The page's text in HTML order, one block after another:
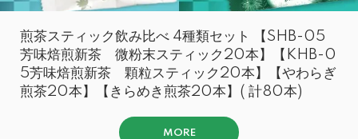
煎茶スティック飲み比べ 4種類セット 【SHB-05
芳味焙煎新茶 微粉末スティック20本】【KHB-0
5芳味焙煎新茶 顆粒スティック20本】【やわらぎ
煎茶20本】【きらめき煎茶20本】( 計80本)
MORE